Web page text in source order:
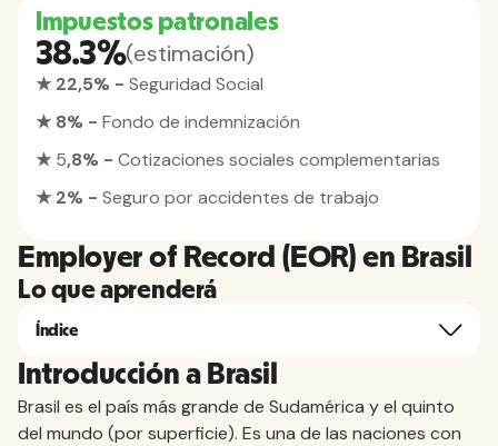
Employer of Record (EOR) en Brasil
Lo que aprenderá
Índice
Introducción a Brasil
Brasil es el país más grande de Sudamérica y el quinto
del mundo (por superficie). Es una de las naciones con
Impuestos patronales
38.3%(estimación)
★ 22,5% - Seguridad Social
★ 8% - Fondo de indemnización
★5,8% - Cotizaciones sociales complementarias
★ 2% - Seguro por accidentes de trabajo